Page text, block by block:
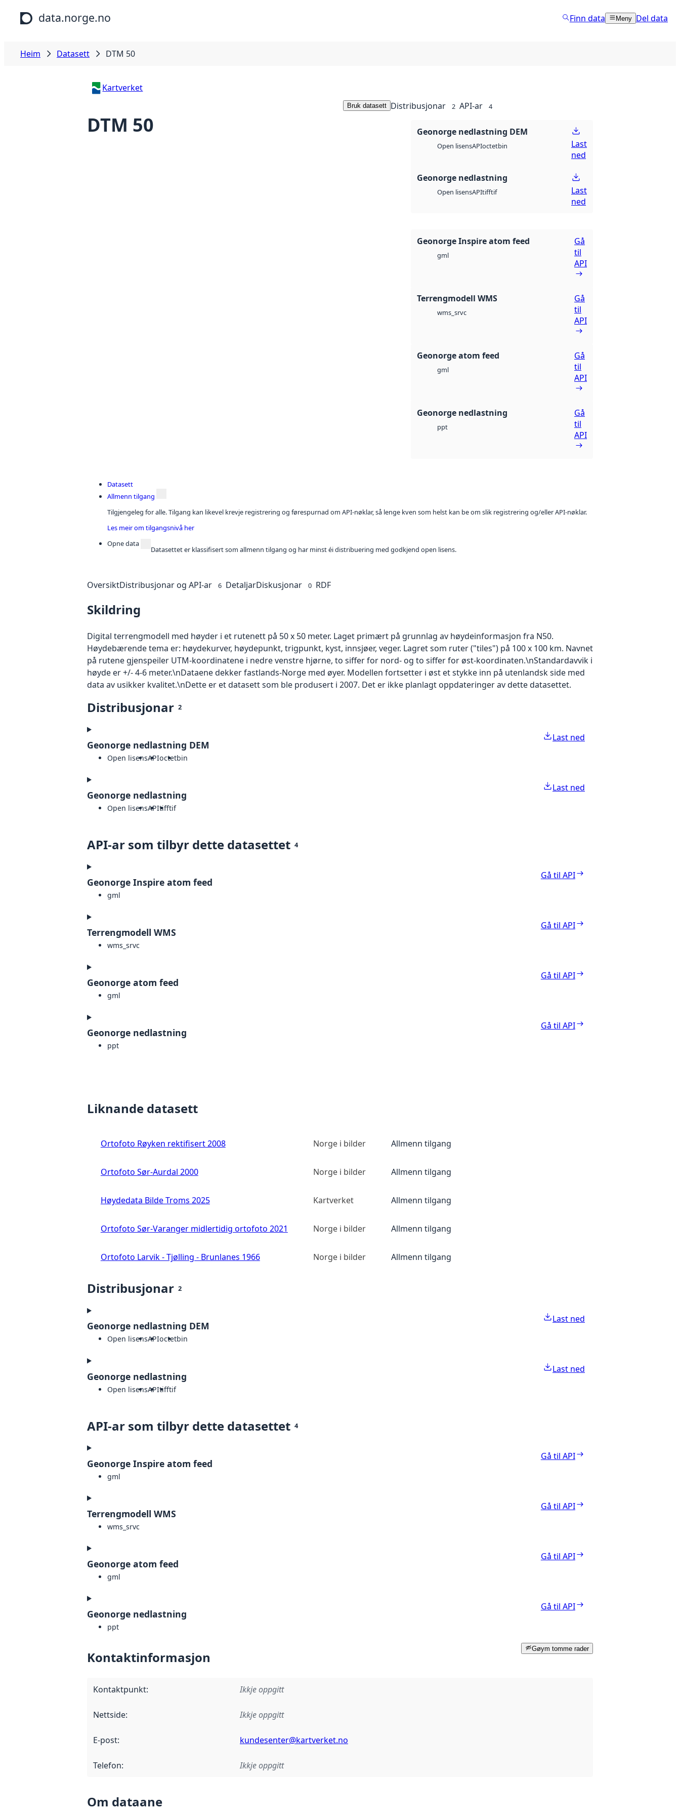
Hopp til hovudinnhald
data.norge.no Finn data Meny Del data
Heim Datasett DTM 50
Kartverket
DTM 50
Bruk datasett Distribusjonar 2 API-ar 4
Geonorge nedlastning DEM
Open lisensAPIoctetbin
Last
ned
Geonorge nedlastning
Open lisensAPItifftif
Last
ned
Geonorge Inspire atom feed
gml
Gå
til
API
Terrengmodell WMS
wms_srvc
Gå
til
API
Geonorge atom feed
gml
Gå
til
API
Geonorge nedlastning
ppt
Gå
til
API
Datasett
Allmenn tilgang
Tilgjengeleg for alle. Tilgang kan likevel krevje registrering og førespurnad om API-nøklar, så lenge kven som helst kan be om slik registrering og/eller API-nøklar.
Les meir om tilgangsnivå her
Opne data
Datasettet er klassifisert som allmenn tilgang og har minst éi distribuering med godkjend open lisens.
OversiktDistribusjonar og API-ar 6 DetaljarDiskusjonar 0 RDF
Skildring
Digital terrengmodell med høyder i et rutenett på 50 x 50 meter. Laget primært på grunnlag av høydeinformasjon fra N50.
Høydebærende tema er: høydekurver, høydepunkt, trigpunkt, kyst, innsjøer, veger. Lagret som ruter ("tiles") på 100 x 100 km. Navnet
på rutene gjenspeiler UTM-koordinatene i nedre venstre hjørne, to siffer for nord- og to siffer for øst-koordinaten.\nStandardavvik i
høyde er +/- 4-6 meter.\nDataene dekker fastlands-Norge med øyer. Modellen fortsetter i øst et stykke inn på utenlandsk side med
data av usikker kvalitet.\nDette er et datasett som ble produsert i 2007. Det er ikke planlagt oppdateringer av dette datasettet.
Distribusjonar 2
Geonorge nedlastning DEM
Open lisensAPIoctetbin
Last ned
Geonorge nedlastning
Open lisensAPItifftif
Last ned
API-ar som tilbyr dette datasettet 4
Geonorge Inspire atom feed
gml
Gå til API
Terrengmodell WMS
wms_srvc
Gå til API
Geonorge atom feed
gml
Gå til API
Geonorge nedlastning
ppt
Gå til API
Liknande datasett
Ortofoto Røyken rektifisert 2008 Norge i bilder Allmenn tilgang
Ortofoto Sør-Aurdal 2000 Norge i bilder Allmenn tilgang
Høydedata Bilde Troms 2025 Kartverket Allmenn tilgang
Ortofoto Sør-Varanger midlertidig ortofoto 2021 Norge i bilder Allmenn tilgang
Ortofoto Larvik - Tjølling - Brunlanes 1966 Norge i bilder Allmenn tilgang
Distribusjonar 2
Geonorge nedlastning DEM
Open lisensAPIoctetbin
Last ned
Geonorge nedlastning
Open lisensAPItifftif
Last ned
API-ar som tilbyr dette datasettet 4
Geonorge Inspire atom feed
gml
Gå til API
Terrengmodell WMS
wms_srvc
Gå til API
Geonorge atom feed
gml
Gå til API
Geonorge nedlastning
ppt
Gå til API
Gøym tomme rader
Kontaktinformasjon
Kontaktpunkt: Ikkje oppgitt
Nettside: Ikkje oppgitt
E-post: kundesenter@kartverket.no
Telefon: Ikkje oppgitt
Om dataane